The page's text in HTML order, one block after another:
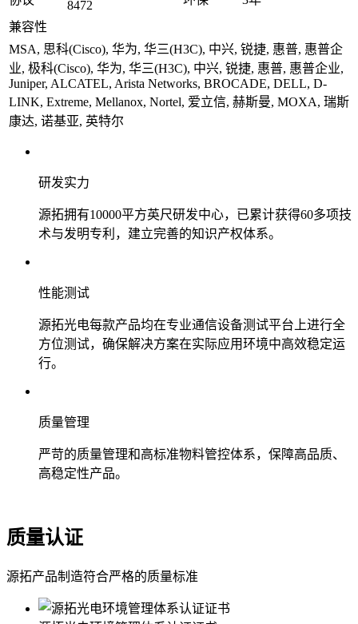
8472
兼容性
MSA, 思科(Cisco), 华为, 华三(H3C), 中兴, 锐捷, 惠普, 惠普企
业, 极科(Cisco), 华为, 华三(H3C), 中兴, 锐捷, 惠普, 惠普企业,
Juniper, ALCATEL, Arista Networks, BROCADE, DELL, D-
LINK, Extreme, Mellanox, Nortel, 爱立信, 赫斯曼, MOXA, 瑞斯
康达, 诺基亚, 英特尔
研发实力
源拓拥有10000平方英尺研发中心，已累计获得60多项技
术与发明专利，建立完善的知识产权体系。
性能测试
源拓光电每款产品均在专业通信设备测试平台上进行全
方位测试，确保解决方案在实际应用环境中高效稳定运
行。
质量管理
严苛的质量管理和高标准物料管控体系，保障高品质、
高稳定性产品。
质量认证
源拓产品制造符合严格的质量标准